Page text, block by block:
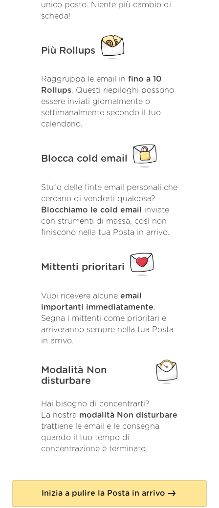
unico posto. Niente più cambio di
scheda!
Più Rollups
Raggruppa le email in fino a 10
Rollups. Questi riepiloghi possono
essere inviati giornalmente o
settimanalmente secondo il tuo
calendario.
Blocca cold email
Stufo delle finte email personali che
cercano di venderti qualcosa?
Blocchiamo le cold email
inviate
con strumenti di massa, così non
finiscono nella tua Posta in arrivo.
Mittenti prioritari
Vuoi ricevere alcune email
importanti immediatamente.
Segna i mittenti come prioritari e
arriveranno sempre nella tua Posta
in arrivo.
Modalità Non
disturbare
Hai bisogno di concentrarti?
La nostra modalità Non disturbare
trattiene le email e le consegna
quando il tuo tempo di
concentrazione è terminato.
Inizia a pulire la Posta in arrivo